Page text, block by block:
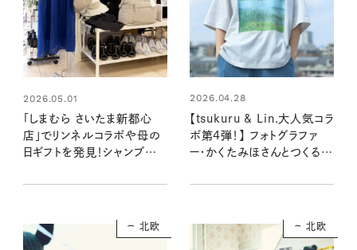
2026.05.01
「しまむら さいたま新都心
店」でリンネルコラボや母の
日ギフトを発見！シャンブル
2026.04.28
【tsukuru & Lin.大人気コラ
ボ第4弾！】 フォトグラファ
ー・かくたみほさんとつくる
が完成！
北欧 北欧